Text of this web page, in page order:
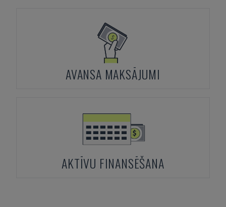
AVANSA MAKSĀJUMI
AKTĪVU FINANSĒŠANA